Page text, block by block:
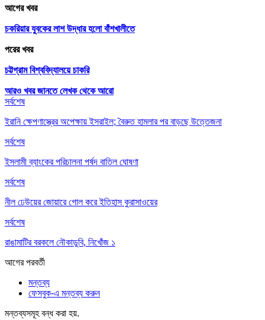
আগের খবর
চকরিয়ার যুবকের লাশ উদ্ধার হলো বাঁশখালীতে
পরের খবর
চট্টগ্রাম বিশ্ববিদ্যালয়ে চাকরি
আরও খবর জানতে লেখক থেকে আরো
সর্বশেষ
ইরানি ক্ষেপণাস্ত্রের অপেক্ষায় ইসরাইল; বৈরুত হামলার পর বাড়ছে উত্তেজনা
সর্বশেষ
ইসলামী ব্যাংকের পরিচালনা পর্ষদ বাতিল ঘোষণা
সর্বশেষ
নীল ঢেউয়ের জোয়ারে গোল করে ইতিহাস কুরাসাওয়ের
সর্বশেষ
রাঙামাটির বরকলে নৌকাডুবি, নিখোঁজ ১
আগেরপরবর্তী
মন্তব্য
ফেসবুক-এ মন্তব্য করুন
মন্তব্যসমূহ বন্ধ করা হয়.